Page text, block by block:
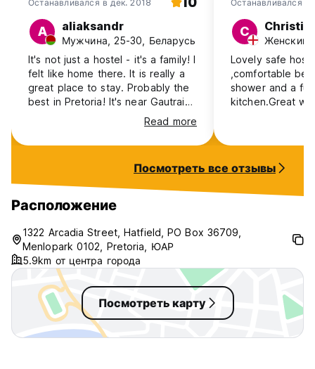
Останавливался в дек. 2018
A aliaksandr
Мужчина, 25-30, Беларусь
It's not just a hostel - it's a family! I
felt like home there. It is really a
great place to stay. Probably the
best in Pretoria! It's near Gautrain
station, so it's really easy to
travel. They have 24h security so
it is a safe place. Thank you 1322
Read more
Останавливался
C
Женский,
Lovely safe
,comfortable
shower and a
kitchen.Great
stsff do a great
money.Definatly
Посмотреть все отзывы
Расположение
1322 Arcadia Street, Hatfield, PO Box 36709,
Menlopark 0102, Pretoria, ЮАР
5.9km от центра города
Посмотреть карту